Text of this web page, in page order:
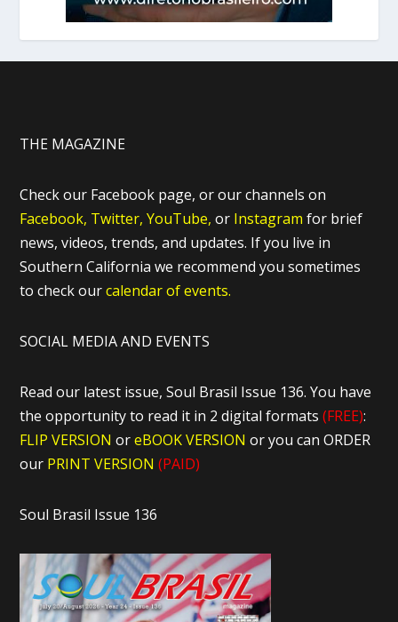
THE MAGAZINE
Check our Facebook page, or our channels on
Facebook, Twitter, YouTube, or Instagram for brief
news, videos, trends, and updates. If you live in
Southern California we recommend you sometimes
to check ourcalendar of events.
SOCIAL MEDIA AND EVENTS
Read our latest issue, Soul Brasil Issue 136. You have
the opportunity to read it in 2 digital formats(FREE):
FLIP VERSION oreBOOK VERSIONor you can ORDER
our PRINT VERSION (PAID)
Soul Brasil Issue 136